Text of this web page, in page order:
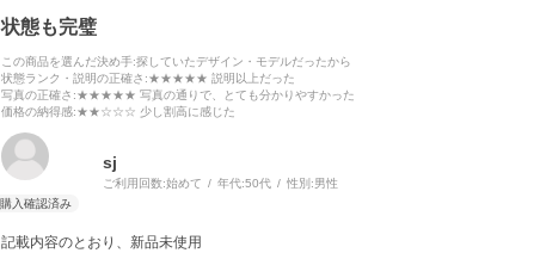
状態も完璧
この商品を選んだ決め手:探していたデザイン・モデルだったから
状態ランク・説明の正確さ :★★★★★ 説明以上だった
写真の正確さ :★★★★★ 写真の通りで、とても分かりやすかった
価格の納得感:★★☆☆☆ 少し割高に感じた
sj
ご利用回数:始めて 年代:50代 性別:男性
記載内容のとおり、新品未使用